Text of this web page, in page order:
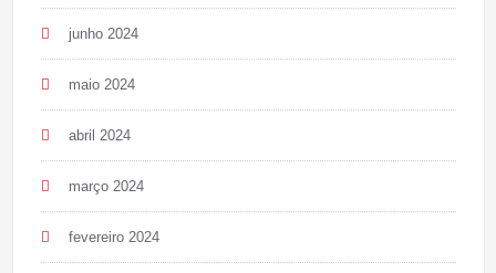
junho 2024
maio 2024
abril 2024
março 2024
fevereiro 2024